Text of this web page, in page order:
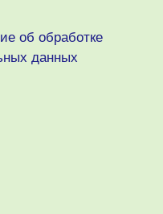
об обработке
данных